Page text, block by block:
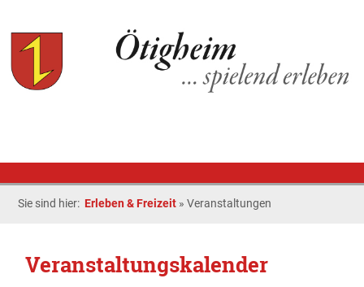
Sie sind hier: Erleben & Freizeit »Veranstaltungen
Veranstaltungskalender